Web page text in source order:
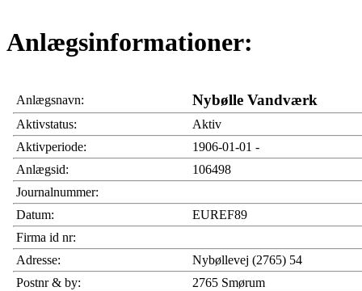
Anlægsinformationer:
Anlægsnavn: Nybølle Vandværk
Aktivstatus:
Aktiv
Aktivperiode:
1906-01-01 -
Anlægsid:
106498
Journalnummer:
Datum:
EUREF89
Firma id nr:
Adresse:
Nybøllevej (2765) 54
Postnr & by:
2765 Smørum